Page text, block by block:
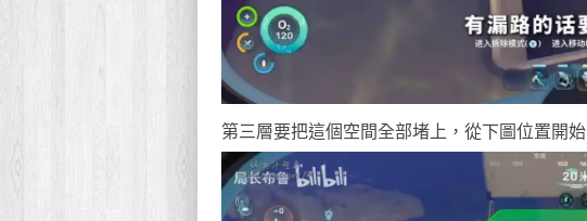
第三層要把這個空間全部堵上，從下圖位置開始